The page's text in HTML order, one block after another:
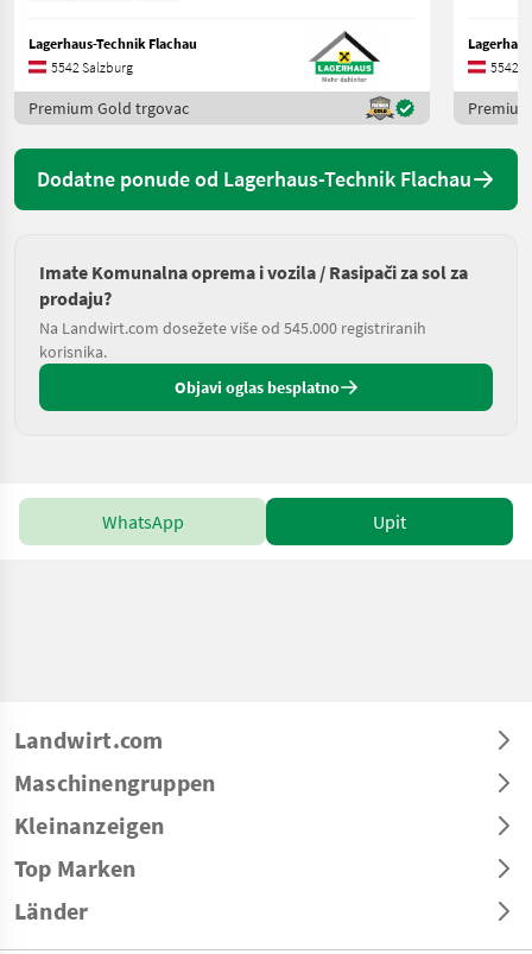
Lagerhaus-Technik Flachau
5542 Salzburg
Premium Gold trgovac
5542
Dodatne ponude od Lagerhaus-Technik Flachau
Imate Komunalna oprema i vozila / Rasipači za sol za
prodaju?
Na Landwirt.com dosežete više od 545.000 registriranih
korisnika.
Objavi oglas besplatno
WhatsApp Upit
Landwirt.com
Maschinengruppen
Kleinanzeigen
Top Marken
Länder